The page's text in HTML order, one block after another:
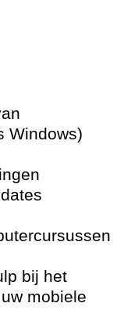
Windows)
bij het
mobiele